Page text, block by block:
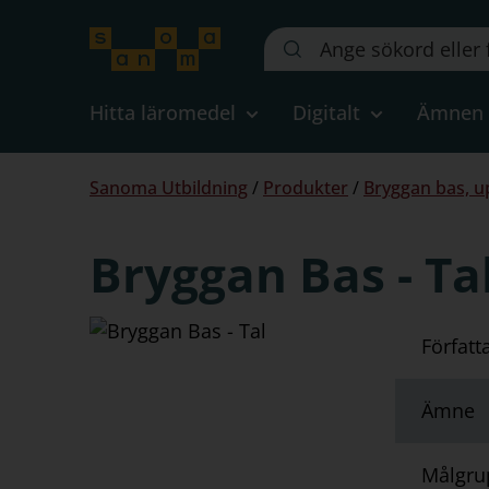
Sök
på
webbplatsen::
Hitta läromedel Digitalt Ämnen
Du
Sanoma Utbildning / Produkter / Bryggan bas,
Bryggan Bas -
Ämne